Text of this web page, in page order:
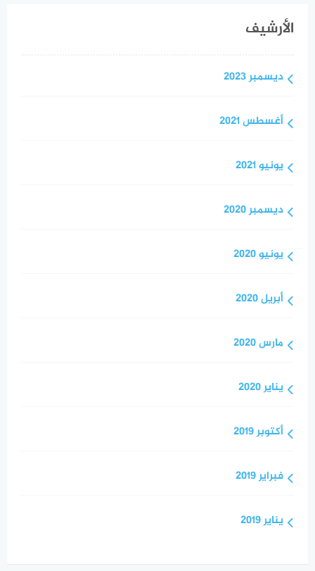
الأرشيف
ديسمبر 2023
أغسطس 2021
يونيو 2021
ديسمبر 2020
يونيو 2020
أبريل 2020
مارس 2020
يناير 2020
أكتوبر 2019
فبراير 2019
يناير 2019